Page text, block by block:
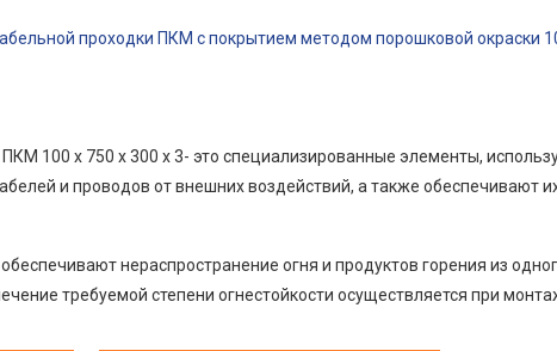
проходки ПКМ с покрытием методом порошковой окраски
100 x 750 x 300 x 3- это специализированные элементы,
и проводов от внешних воздействий, а также обеспечивают
нераспространение огня и продуктов горения из
требуемой степени огнестойкости осуществляется при